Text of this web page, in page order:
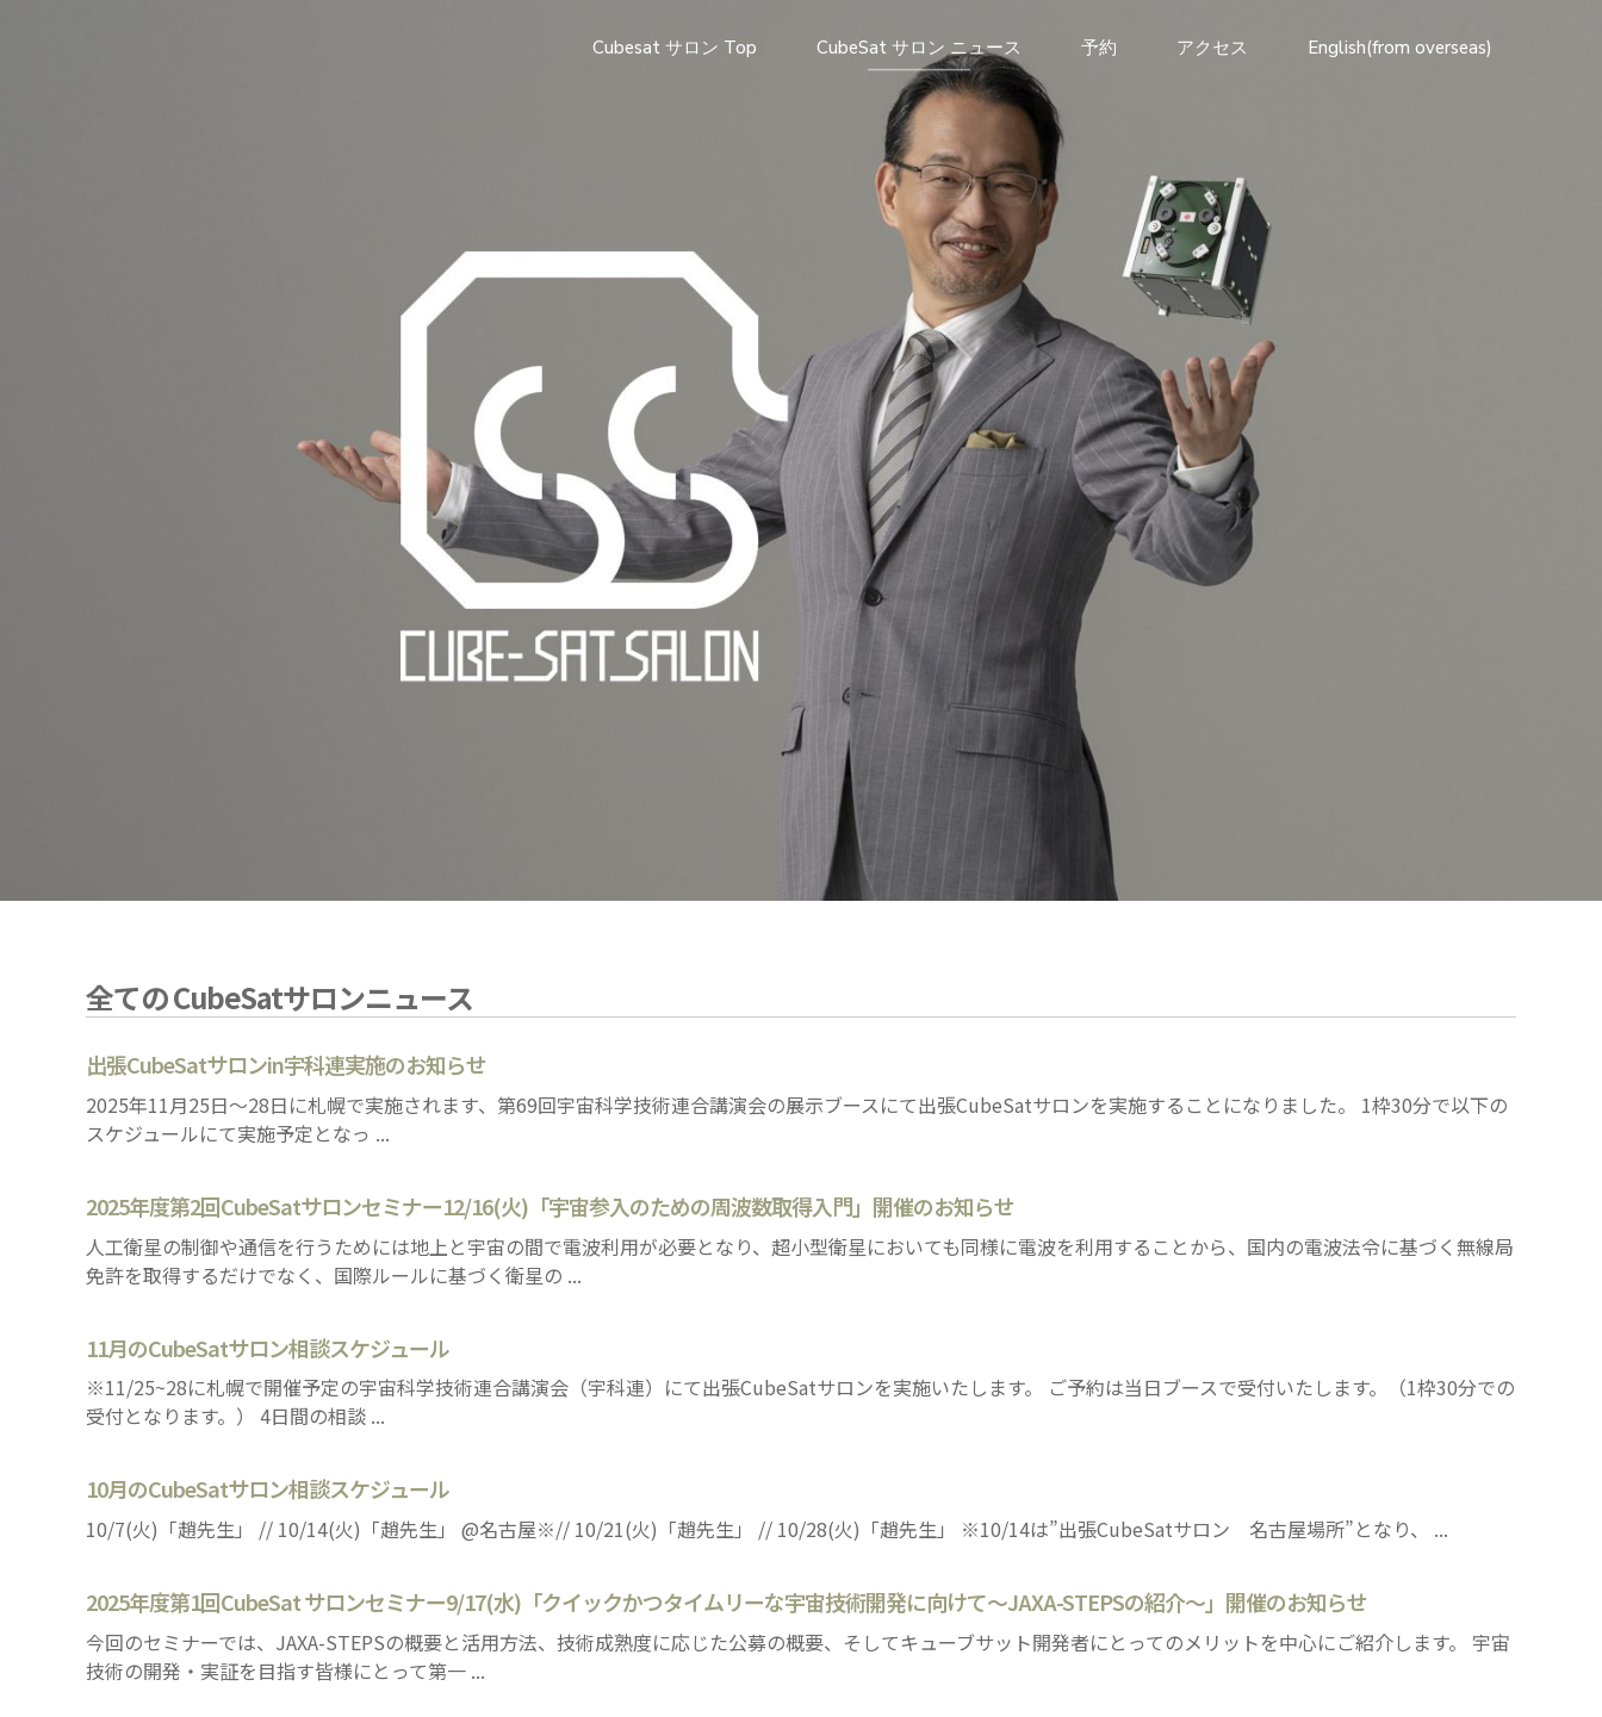
Cubesat サロン Top CubeSat サロン ニュース 予約 アクセス English(from overseas)
全ての CubeSatサロンニュース
出張CubeSatサロンin宇科連実施のお知らせ
2025年11月25日～28日に札幌で実施されます、第69回宇宙科学技術連合講演会の展示ブースにて出張CubeSatサロンを実施することになりました。 1枠30分で以下の
スケジュールにて実施予定となっ ...
2025年度第2回CubeSatサロンセミナー12/16(火)「宇宙参入のための周波数取得入門」開催のお知らせ
人工衛星の制御や通信を行うためには地上と宇宙の間で電波利用が必要となり、超小型衛星においても同様に電波を利用することから、国内の電波法令に基づく無線局
免許を取得するだけでなく、国際ルールに基づく衛星の ...
11月のCubeSatサロン相談スケジュール
※11/25~28に札幌で開催予定の宇宙科学技術連合講演会（宇科連）にて出張CubeSatサロンを実施いたします。 ご予約は当日ブースで受付いたします。（1枠30分での
受付となります。） 4日間の相談 ...
10月のCubeSatサロン相談スケジュール
10/7(火)「趙先生」 // 10/14(火)「趙先生」 @名古屋※// 10/21(火)「趙先生」 // 10/28(火)「趙先生」 ※10/14は”出張CubeSatサロン 名古屋場所”となり、 ...
2025年度第1回CubeSat サロンセミナー9/17(水)「クイックかつタイムリーな宇宙技術開発に向けて～JAXA-STEPSの紹介～」開催のお知らせ
今回のセミナーでは、JAXA-STEPSの概要と活用方法、技術成熟度に応じた公募の概要、そしてキューブサット開発者にとってのメリットを中心にご紹介します。 宇宙
技術の開発・実証を目指す皆様にとって第一 ...